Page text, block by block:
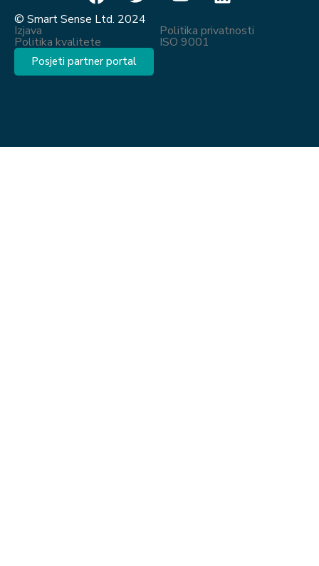
© Smart Sense Ltd. 2024
Izjava Politika privatnosti
Politika kvalitete ISO 9001
Posjeti partner portal